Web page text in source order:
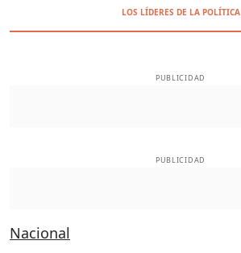
LOS LÍDERES DE LA POLÍTICA
PUBLICIDAD
PUBLICIDAD
Nacional